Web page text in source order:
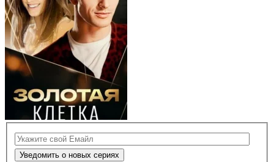
Уведомить о новых сериях